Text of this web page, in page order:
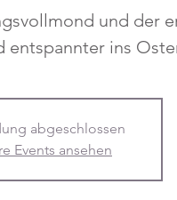
und der
entspannter ins
abgeschlossen
Events ansehen